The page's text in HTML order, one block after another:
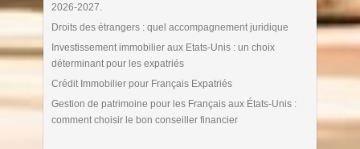
2026-2027.
Droits des étrangers : quel accompagnement juridique
Investissement immobilier aux Etats-Unis : un choix
déterminant pour les expatriés
Crédit Immobilier pour Français Expatriés
Gestion de patrimoine pour les Français aux États-Unis :
comment choisir le bon conseiller financier